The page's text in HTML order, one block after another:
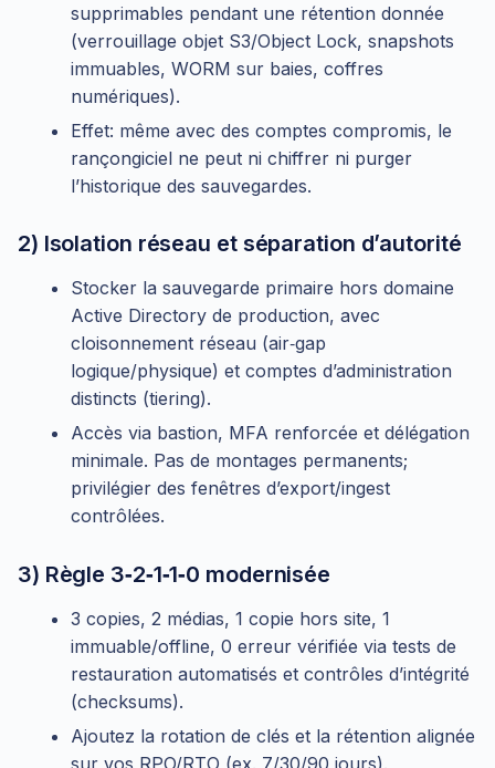
supprimables pendant une rétention donnée
(verrouillage objet S3/Object Lock, snapshots
immuables, WORM sur baies, coffres
numériques).
Effet: même avec des comptes compromis, le
rançongiciel ne peut ni chiffrer ni purger
l’historique des sauvegardes.
2) Isolation réseau et séparation d’autorité
Stocker la sauvegarde primaire hors domaine
Active Directory de production, avec
cloisonnement réseau (air‑gap
logique/physique) et comptes d’administration
distincts (tiering).
Accès via bastion, MFA renforcée et délégation
minimale. Pas de montages permanents;
privilégier des fenêtres d’export/ingest
contrôlées.
3) Règle 3‑2‑1‑1‑0 modernisée
3 copies, 2 médias, 1 copie hors site, 1
immuable/offline, 0 erreur vérifiée via tests de
restauration automatisés et contrôles d’intégrité
(checksums).
Ajoutez la rotation de clés et la rétention alignée
sur vos RPO/RTO (ex. 7/30/90 jours).